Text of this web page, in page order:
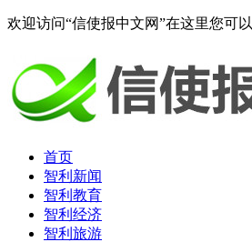
欢迎访问“信使报中文网”在这里您可
首页
智利新闻
智利教育
智利经济
智利旅游